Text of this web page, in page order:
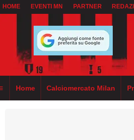
HOME EVENTI MN PARTNER
Home Calciomercato Milan